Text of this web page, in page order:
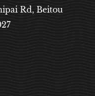
Rd, Beitou